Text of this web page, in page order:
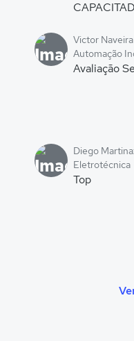
Victor Naveira
Automação
Avaliação
Diego
Eletrotécnica
Top